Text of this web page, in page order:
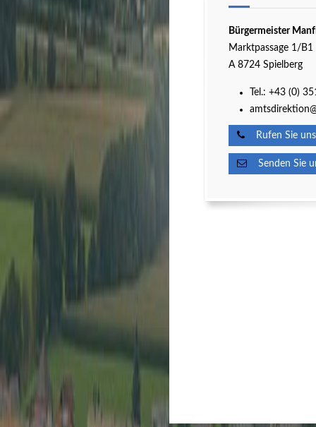
Bürgermeister
Marktpassage 1/B1
A 8724 Spielberg
Tel.: +43 (0)
Rufen Sie
Senden Sie